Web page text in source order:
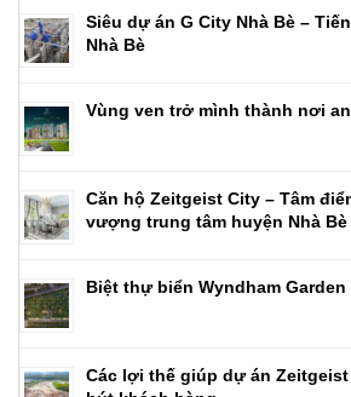
Siêu dự án G City Nhà Bè –
Nhà Bè
Vùng ven trở mình thành nơi
Căn hộ Zeitgeist City – Tâm
vượng trung tâm huyện Nhà Bè
Biệt thự biển Wyndham Garden
Các lợi thế giúp dự án Zeitgeist